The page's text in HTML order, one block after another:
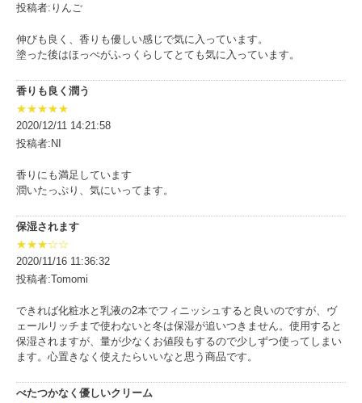
投稿者:りんご
伸びも良く、香りも優しい感じで気に入っています。
塗った後はほっぺがふっくらしてとても気に入っています。
香りも良く潤う
★★★★★
2020/12/11 14:21:58
投稿者:NI
香りにも満足しています
潤いたっぷり、気にいってます。
保湿されます
★★★☆☆
2020/11/16 11:36:32
投稿者:Tomomi
できれば化粧水と乳液の2本でフィニッシュすると良いのですが、ヴ
ェールリッチまで使わないと冬は保湿が追いつきません。使用すると
保湿されますが、量が少なくお値段もするので少しずつ使ってしまい
ます。心置きなく使えたらいいなと思う商品です。
べたつかなく優しいクリーム